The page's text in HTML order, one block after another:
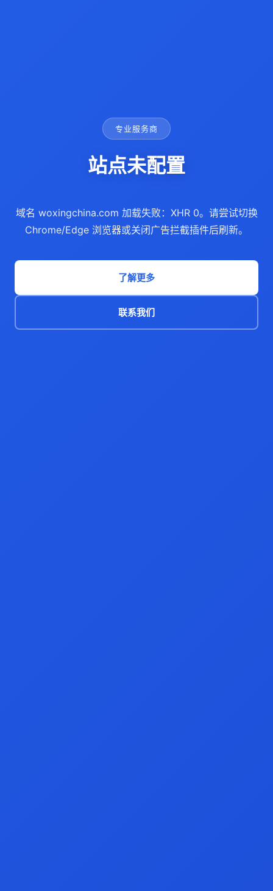
专业服务商
站点未配置
域名 woxingchina.com 加载失败：XHR 0。请尝试切换
Chrome/Edge 浏览器或关闭广告拦截插件后刷新。
了解更多
联系我们